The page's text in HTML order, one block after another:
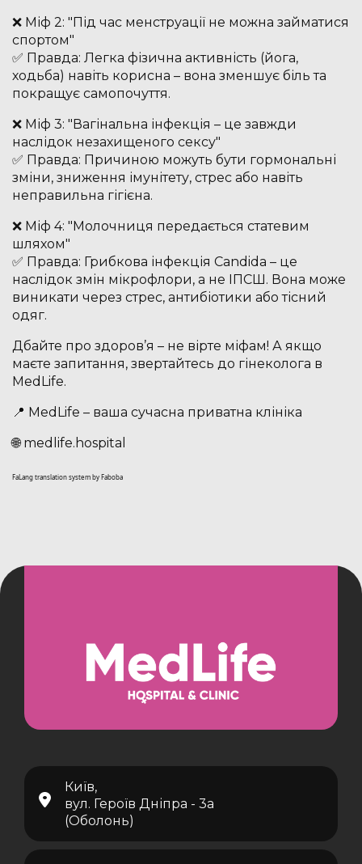
❌ Міф 2: "Під час менструації не можна займатися
спортом"
✅ Правда: Легка фізична активність (йога,
ходьба) навіть корисна – вона зменшує біль та
покращує самопочуття.
❌ Міф 3: "Вагінальна інфекція – це завжди
наслідок незахищеного сексу"
✅ Правда: Причиною можуть бути гормональні
зміни, зниження імунітету, стрес або навіть
неправильна гігієна.
❌ Міф 4: "Молочниця передається статевим
шляхом"
✅ Правда: Грибкова інфекція Candida – це
наслідок змін мікрофлори, а не ІПСШ. Вона може
виникати через стрес, антибіотики або тісний
одяг.
Дбайте про здоров’я – не вірте міфам! А якщо
маєте запитання, звертайтесь до гінеколога в
MedLife.
📍 MedLife – ваша сучасна приватна клініка
🌐 medlife.hospital
FaLang translation system by Faboba
Київ,
вул. Героїв Дніпра - 3а
(Оболонь)